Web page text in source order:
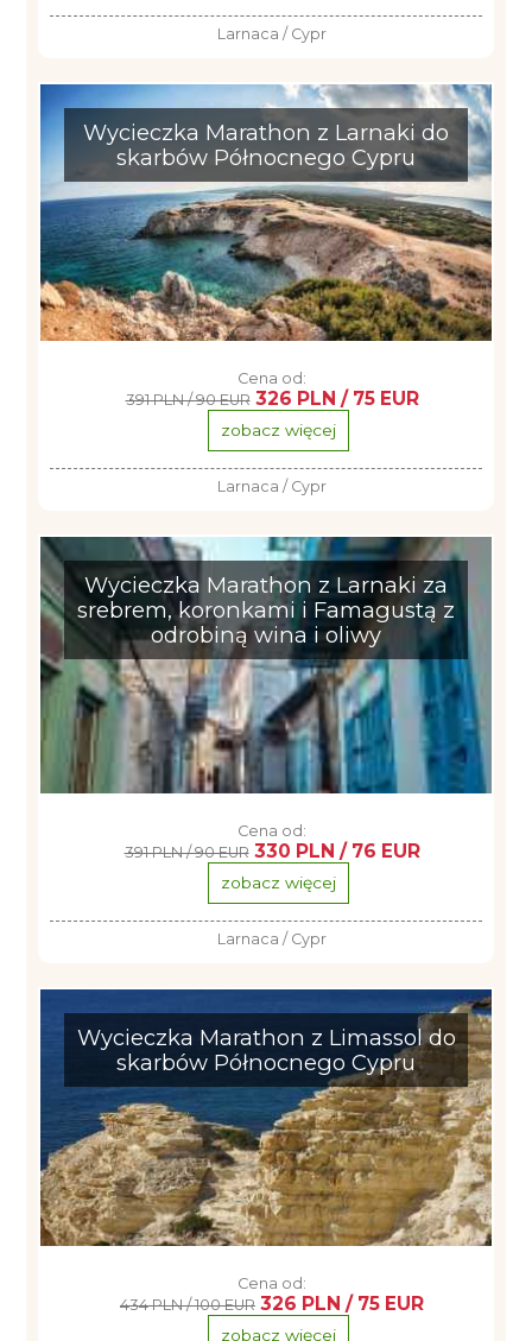
Larnaca / Cypr
Wycieczka Marathon z Larnaki do
skarbów Północnego Cypru
Cena od:
391 PLN / 90 EUR 326 PLN / 75 EUR
zobacz więcej
Larnaca / Cypr
Wycieczka Marathon z Larnaki za
srebrem, koronkami i Famagustą z
odrobiną wina i oliwy
Cena od:
391 PLN / 90 EUR 330 PLN / 76 EUR
zobacz więcej
Larnaca / Cypr
Wycieczka Marathon z Limassol do
skarbów Północnego Cypru
Cena od:
434 PLN / 100 EUR 326 PLN / 75 EUR
zobacz więcej